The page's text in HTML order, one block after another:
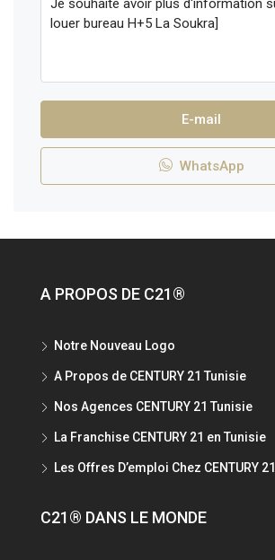
E-mail
WhatsApp
A PROPOS DE C21®
Notre Nouveau Logo
A Propos de CENTURY 21 Tunisie
Nos Agences CENTURY 21 Tunisie
La Franchise CENTURY 21 en Tunisie
Les Offres D’emploi Chez CENTURY 21
C21® DANS LE MONDE